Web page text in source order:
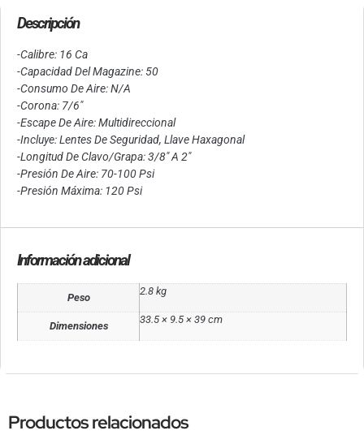
Descripción
-Calibre: 16 Ca
-Capacidad Del Magazine: 50
-Consumo De Aire: N/A
-Corona: 7/6″
-Escape De Aire: Multidireccional
-Incluye: Lentes De Seguridad, Llave Haxagonal
-Longitud De Clavo/Grapa: 3/8″ A 2″
-Presión De Aire: 70-100 Psi
-Presión Máxima: 120 Psi
Información adicional
Peso
2.8 kg
Dimensiones
33.5 × 9.5 × 39 cm
Productos relacionados